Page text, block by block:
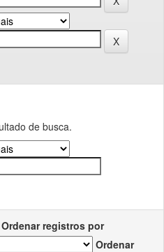
de busca.
Ordenar registros por
Ordenar